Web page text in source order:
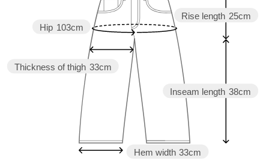
Inseam length 38cm
Rise length 25cm
Hem width 33cm
Thickness of thigh 33cm
Hip 103cm